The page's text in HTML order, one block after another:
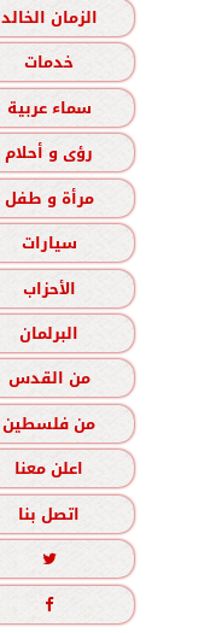
الزمان الخالد
خدمات
سماء عربية
رؤى و أحلام
مرأة و طفل
سيارات
الأحزاب
البرلمان
من القدس
من فلسطين
اعلن معنا
اتصل بنا

